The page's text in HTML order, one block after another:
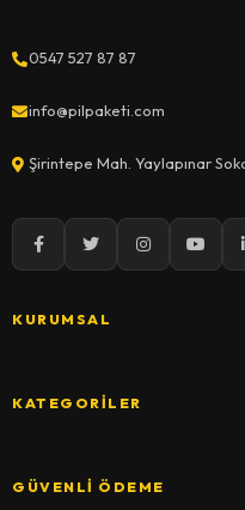
0547 527 87 87
info@pilpaketi.com
Şirintepe Mah. Yaylapınar
KURUMSAL
KATEGORILER
GÜVENLI ÖDEME